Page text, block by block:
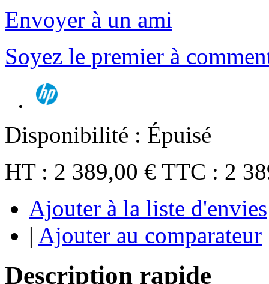
Envoyer à un ami
Soyez le premier à
Disponibilité : Épuisé
HT : 2 389,00 € TTC : 2
Ajouter à la liste d'envies
| Ajouter au comparateur
Description rapide